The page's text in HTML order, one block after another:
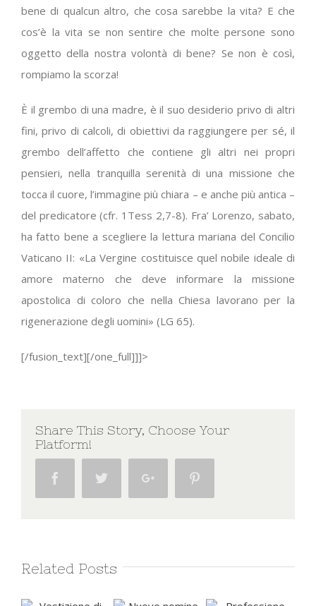
bene di qualcun altro, che cosa sarebbe la vita? E che
cos’è la vita se non sentire che molte persone sono
oggetto della nostra volontà di bene? Se non è così,
rompiamo la scorza!
È il grembo di una madre, è il suo desiderio privo di altri
fini, privo di calcoli, di obiettivi da raggiungere per sé, il
grembo dell’affetto che contiene gli altri nei propri
pensieri, nella tranquilla serenità di una missione che
tocca il cuore, l’immagine più chiara – e anche più antica –
del predicatore (cfr. 1Tess 2,7-8). Fra’ Lorenzo, sabato,
ha fatto bene a scegliere la lettura mariana del Concilio
Vaticano II: «La Vergine costituisce quel nobile ideale di
amore materno che deve informare la missione
apostolica di coloro che nella Chiesa lavorano per la
rigenerazione degli uomini» (LG 65).
[/fusion_text][/one_full]]]>
Share This Story, Choose Your
Platform!
Facebook Twitter Google+
Related Posts